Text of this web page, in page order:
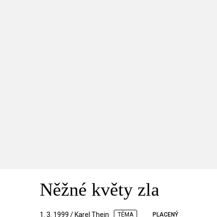
Něžné květy zla
1. 3. 1999 / Karel Thein TÉMA PLACENÝ